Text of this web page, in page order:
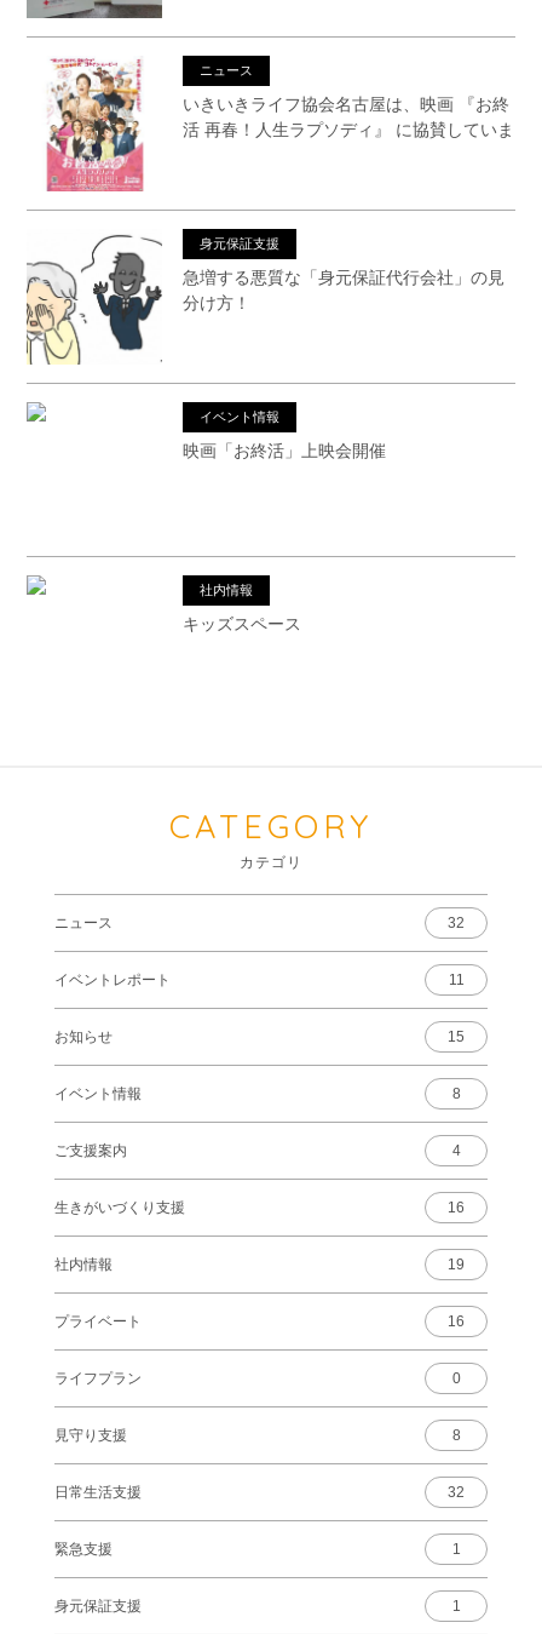
ニュース
いきいきライフ協会名古屋は、映画 『お終
活 再春！人生ラプソディ』 に協賛していま
身元保証支援
急増する悪質な「身元保証代行会社」の見
分け方！
イベント情報
映画「お終活」上映会開催
社内情報
キッズスペース
CATEGORY
カテゴリ
ニュース 32
イベントレポート 11
お知らせ 15
イベント情報 8
ご支援案内 4
生きがいづくり支援 16
社内情報 19
プライベート 16
ライフプラン 0
見守り支援 8
日常生活支援 32
緊急支援 1
身元保証支援 1